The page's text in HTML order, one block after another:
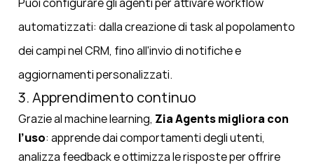
automatizzati: dalla creazione di task al popolamento
dei campi nel CRM, fino all'invio di notifiche e
aggiornamenti personalizzati.
3. Apprendimento continuo
Grazie al machine learning, Zia Agents migliora con
l’uso: apprende dai comportamenti degli utenti,
analizza feedback e ottimizza le risposte per offrire